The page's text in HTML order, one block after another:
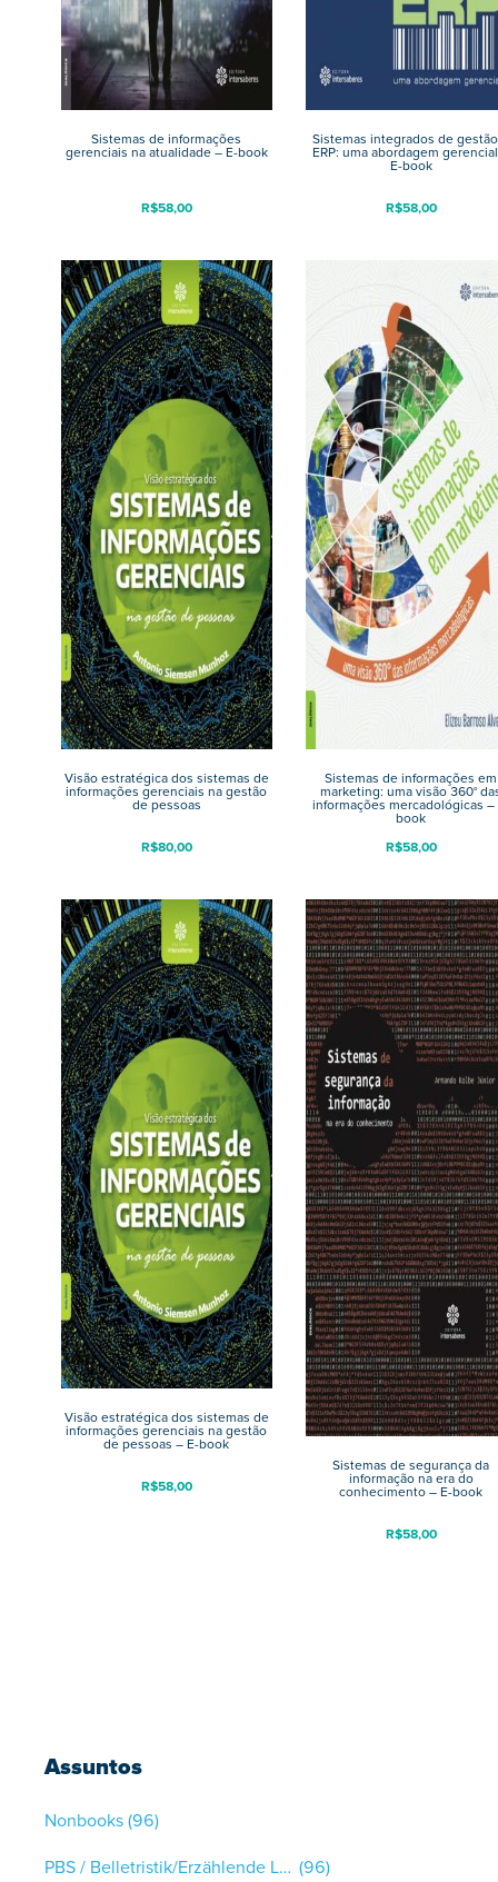
Assuntos
Nonbooks(96)
PBS / Belletristik/Erzählende Literatur (96)
Sistemas de informações
gerenciais na atualidade – E-book
R$58,00
Sistemas integrados de
ERP: uma abordagem
E-book
R$58,00
Visão estratégica dos sistemas de
informações gerenciais na gestão
de pessoas
R$80,00
Sistemas de informações em
marketing: uma visão 360°
informações mercadológicas –
book
R$58,00
Visão estratégica dos sistemas de
informações gerenciais na gestão
de pessoas – E-book
R$58,00
Sistemas de segurança da
informação na era do
conhecimento – E-book
R$58,00